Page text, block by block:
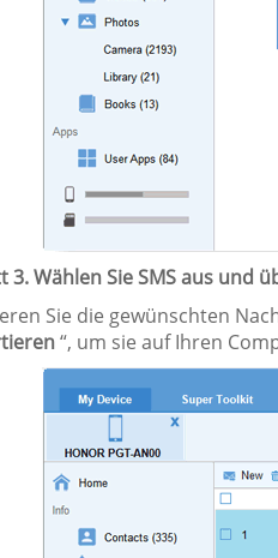
3. Wählen Sie SMS aus und
Sie die gewünschten
“, um sie auf Ihren